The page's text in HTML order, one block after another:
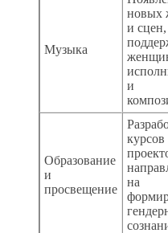
Музыка
новых
и сцен,
и
Образование
и
просвещение
курсов
на